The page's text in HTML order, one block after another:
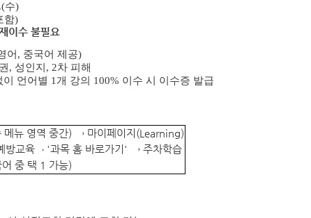
수)
함)
이수 불필요
어, 중국어 제공)
, 성인지, 2차 피해
언어별 1개 강의 100% 이수 시 이수증 발급
뉴 영역 중간) → 마이페이지(Learning)
방교육→'과목 홈 바로가기' → 주차학습
중 택 1 가능)